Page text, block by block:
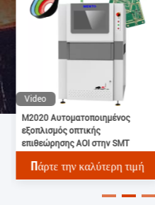
Video
M2020 Αυτοματοποιημένος
εξοπλισμός οπτικής
επιθεώρησης AOI στην SMT
Πάρτε την καλύτερη τιμή